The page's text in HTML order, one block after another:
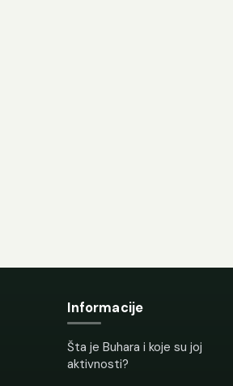
Informacije
Šta je Buhara i koje su joj
aktivnosti?